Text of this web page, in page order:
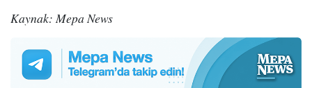
Kaynak: Mepa News